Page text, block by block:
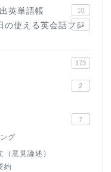
英単語帳 10
使える英会話フレ
63
173
2
7
グ
意見論述）
約